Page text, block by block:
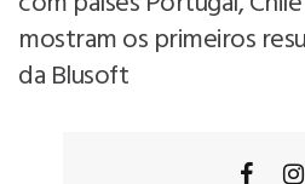
mostram os primeiros
da Blusoft